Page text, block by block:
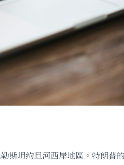
斯坦約旦河西岸地區。特朗普